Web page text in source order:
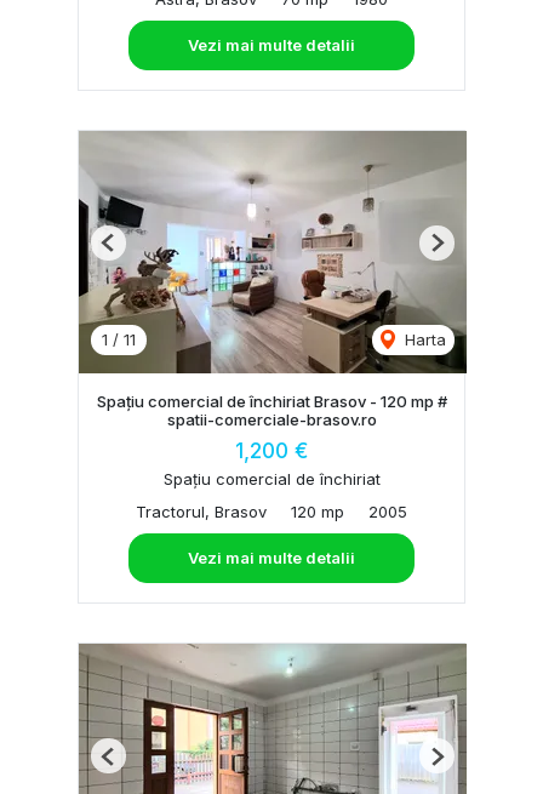
Vezi mai multe detalii
1 / 11 Harta
Previous Next
Spațiu comercial de închiriat Brasov - 120 mp #
spatii-comerciale-brasov.ro
1,200 €
Spațiu comercial de închiriat
Tractorul, Brasov
120 mp 2005
Vezi mai multe detalii
Previous Next